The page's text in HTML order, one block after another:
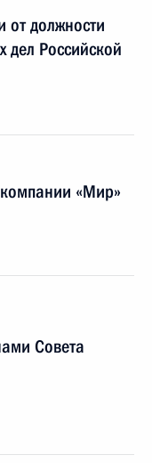
от должности
дел Российской
«Мир»
Совета